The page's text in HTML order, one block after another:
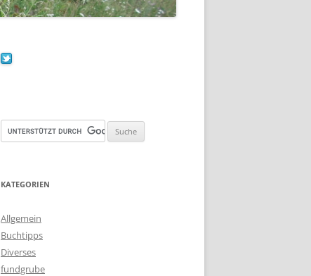
KATEGORIEN
Allgemein
Buchtipps
Diverses
fundgrube